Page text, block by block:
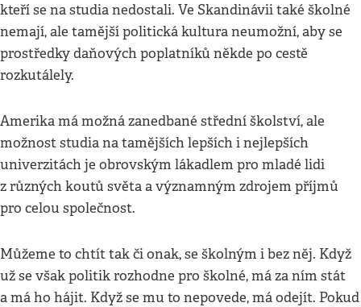
kteří se na studia nedostali. Ve Skandinávii také školné
nemají, ale tamější politická kultura neumožní, aby se
prostředky daňových poplatníků někde po cestě
rozkutálely.
Amerika má možná zanedbané střední školství, ale
možnost studia na tamějších lepších i nejlepších
univerzitách je obrovským lákadlem pro mladé lidi
z různých koutů světa a významným zdrojem příjmů
pro celou společnost.
Můžeme to chtít tak či onak, se školným i bez něj. Když
už se však politik rozhodne pro školné, má za ním stát
a má ho hájit. Když se mu to nepovede, má odejít. Pokud